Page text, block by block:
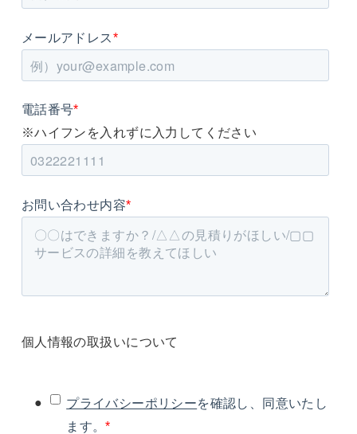
メールアドレス *
電話番号*
※ハイフンを入れずに入力してください
お問い合わせ内容*
個人情報の取扱いについて
プライバシーポリシーを確認し、同意いたし
ます。*